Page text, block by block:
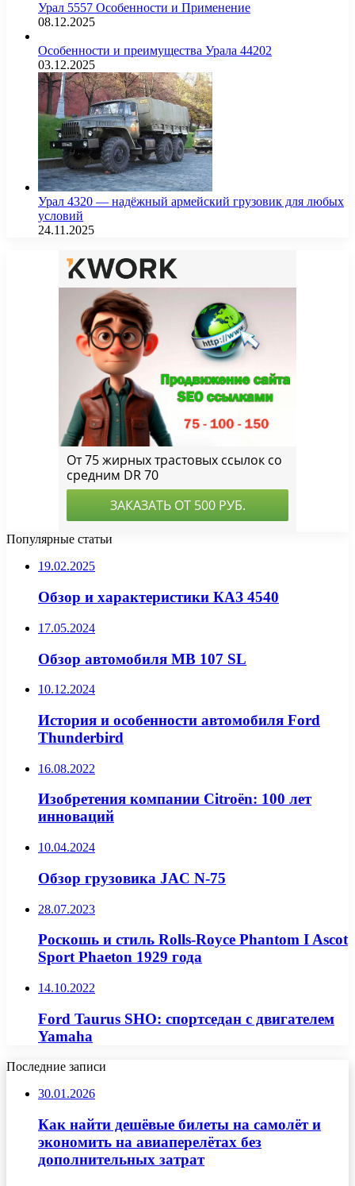
Урал 5557 Особенности и Применение
08.12.2025
Особенности и преимущества Урала 44202
03.12.2025
Урал 4320 — надёжный армейский грузовик для любых
условий
24.11.2025
Популярные статьи
19.02.2025
Обзор и характеристики КАЗ 4540
17.05.2024
Обзор автомобиля MB 107 SL
10.12.2024
История и особенности автомобиля Ford
Thunderbird
16.08.2022
Изобретения компании Citroën: 100 лет
инноваций
10.04.2024
Обзор грузовика JAC N-75
28.07.2023
Роскошь и стиль Rolls-Royce Phantom I Ascot
Sport Phaeton 1929 года
14.10.2022
Ford Taurus SHO: спортседан с двигателем
Yamaha
Последние записи
30.01.2026
Как найти дешёвые билеты на самолёт и
экономить на авиаперелётах без
дополнительных затрат